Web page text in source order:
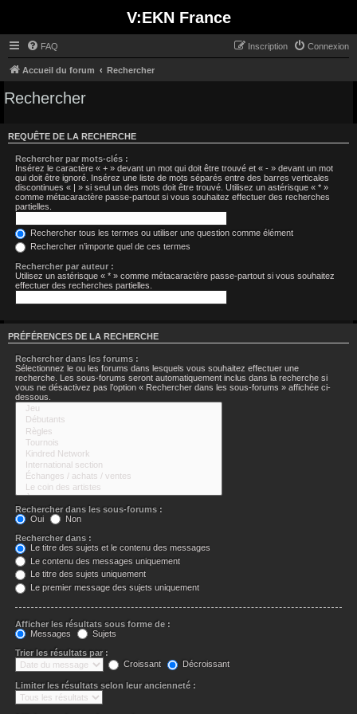
V:EKN France
FAQ Connexion
Inscription
Accueil du forum Rechercher
Rechercher
REQUÊTE DE LA RECHERCHE
Rechercher par mots-clés :
Insérez le caractère « + » devant un mot qui doit être trouvé et « - » devant un mot
qui doit être ignoré. Insérez une liste de mots séparés entre des barres verticales
discontinues « | » si seul un des mots doit être trouvé. Utilisez un astérisque « * »
comme métacaractère passe-partout si vous souhaitez effectuer des recherches
partielles.
Rechercher tous les termes ou utiliser une question comme élément
Rechercher n’importe quel de ces termes
Rechercher par auteur :
Utilisez un astérisque « * » comme métacaractère passe-partout si vous souhaitez
effectuer des recherches partielles.
PRÉFÉRENCES DE LA RECHERCHE
Rechercher dans les forums :
Sélectionnez le ou les forums dans lesquels vous souhaitez effectuer une
recherche. Les sous-forums seront automatiquement inclus dans la recherche si
vous ne désactivez pas l’option « Rechercher dans les sous-forums » affichée ci-
dessous.
Rechercher dans les sous-forums :
Oui
Non
Rechercher dans :
Le titre des sujets et le contenu des messages
Le contenu des messages uniquement
Le titre des sujets uniquement
Le premier message des sujets uniquement
Afficher les résultats sous forme de :
Messages
Sujets
Trier les résultats par :
Croissant
Décroissant
Limiter les résultats selon leur ancienneté :